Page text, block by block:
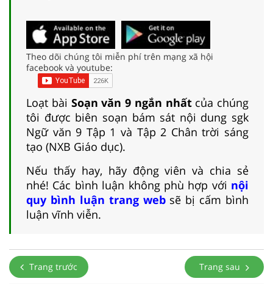
Theo dõi chúng tôi miễn phí trên mạng xã hội
facebook và youtube:
Loạt bài Soạn văn 9 ngắn nhấtcủa chúng
tôi được biên soạn bám sát nội dung sgk
Ngữ văn 9 Tập 1 và Tập 2 Chân trời sáng
tạo (NXB Giáo dục).
Nếu thấy hay, hãy động viên và chia sẻ
nhé! Các bình luận không phù hợp với nội
quy bình luận trang websẽ bị cấm bình
luận vĩnh viễn.
Trang trước Trang sau